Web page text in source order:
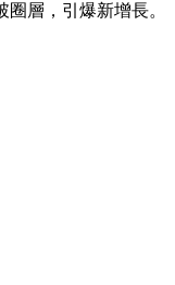
層，引爆新增長。